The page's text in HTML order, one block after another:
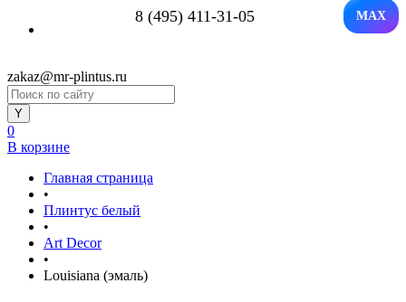
8 (495) 411-31-05 MAX
zakaz@mr-plintus.ru
0
В корзине
Главная страница
•
Плинтус белый
•
Art Decor
•
Louisiana (эмаль)